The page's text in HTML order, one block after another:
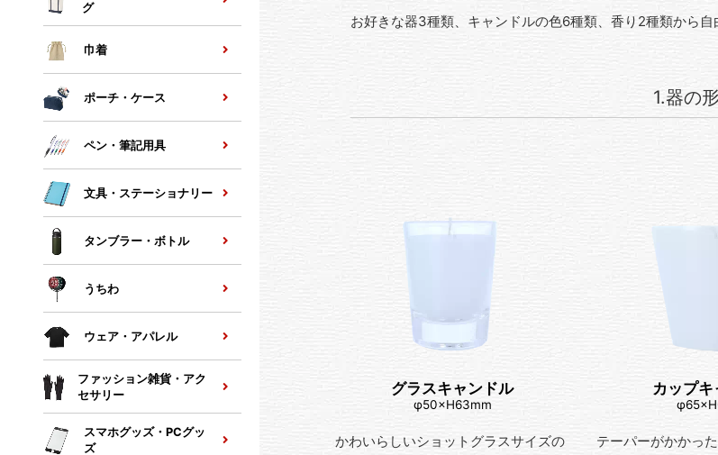
お好きな器3種類、キャンドルの色6種類、香り2種類から自
1.器の
グラスキャンドル
φ50×H63mm
かわいらしいショットグラスサイズの
カップ
テーパーがかかっ
グ
巾着
ポーチ・ケース
ペン・筆記用具
文具・ステーショナリー
タンブラー・ボトル
うちわ
ウェア・アパレル
ファッション雑貨・アク
セサリー
スマホグッズ・PCグッ
ズ